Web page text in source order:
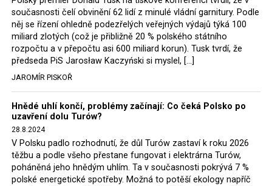
Rozhodnutí polského ministra spravedlnosti jistě potěší
německé, české a polské ekology, ale i těžaře. Je těžké si
představit, že by o takové věci rozhodoval sám ministr
Bodnar. Musel získat politický souhlas vládnoucí koalice.
Stále jsou totiž platné argumenty Morawieckého vlády,
že důl i elektrárna jsou – kromě zabezpečování cca 7 %
polského energetického mixu – klíčovými podniky, spolu
se svými dceřinými společnostmi zaměstnávají cca pět
tisíc lidí. Navíc s činností dolu a elektrárny nepřímo
souvisí dalších několik desítek tisíc pracovních míst v
regionu. Zelená politika ale opět zvítězila.
současnosti čelí obvinění 62 lidí z minulé vládní garnitury. Podle
něj se řízení ohledně podezřelých veřejných výdajů týká 100
miliard zlotých (což je přibližně 20 % polského státního
rozpočtu a v přepočtu asi 600 miliard korun). Tusk tvrdí, že
předseda PiS Jarosław Kaczyński si myslel, […]
JAROMÍR PISKOŘ
Hnědé uhlí končí, problémy začínají: Co čeká Polsko po
uzavření dolu Turów?
28.8.2024
V Polsku padlo rozhodnutí, že důl Turów zastaví k roku 2026
těžbu a podle všeho přestane fungovat i elektrárna Turów,
poháněná jeho hnědým uhlím. Ta v současnosti pokrývá 7 %
polské energetické spotřeby. Možná to potěší ekology napříč